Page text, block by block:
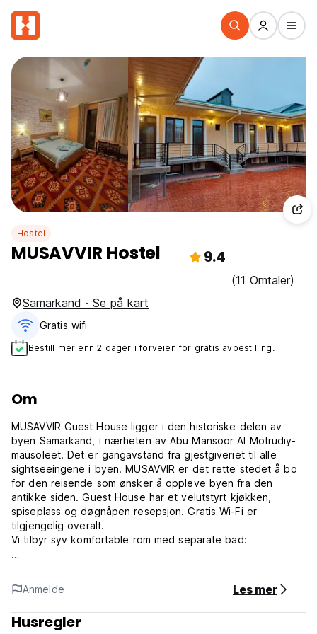
Hostel
MUSAVVIR Hostel 9.4
(11 Omtaler)
Samarkand · Se på kart
Gratis wifi‎
Bestill mer enn 2 dager i forveien for gratis avbestilling.
Om
MUSAVVIR Guest House ligger i den historiske delen av
byen Samarkand, i nærheten av Abu Mansoor Al Motrudiy-
mausoleet. Det er gangavstand fra gjestgiveriet til alle
sightseeingene i byen. MUSAVVIR er det rette stedet å bo
for den reisende som ønsker å oppleve byen fra den
antikke siden. Guest House har et velutstyrt kjøkken,
spiseplass og døgnåpen resepsjon. Gratis Wi-Fi er
tilgjengelig overalt.
Vi tilbyr syv komfortable rom med separate bad:
To tomannsrom - Med eget bad
To dobbeltrom - med eget bad
To tremannsrom - med eget bad
Anmelde Les mer
Husregler